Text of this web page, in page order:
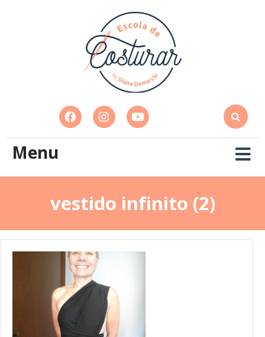
Menu
vestido infinito (2)